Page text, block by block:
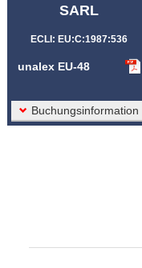
SARL
ECLI: EU:C:1987:536
unalex EU-48
Buchungsinformation